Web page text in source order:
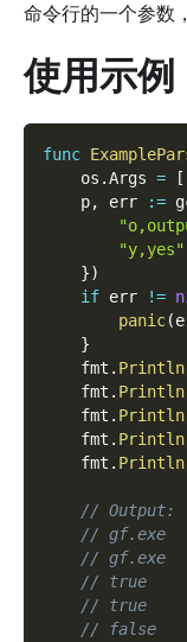
命令行的一个参数
使用示例
func
    os
.Args = [
    p
, err :=
"y,yes"
})
if err !=
panic(
}
    fmt
. Println
    fmt
. Println
    fmt
. Println
    fmt
. Println
    fmt
. Println
// Output:
// gf.exe
// gf.exe
// true
// true
// false